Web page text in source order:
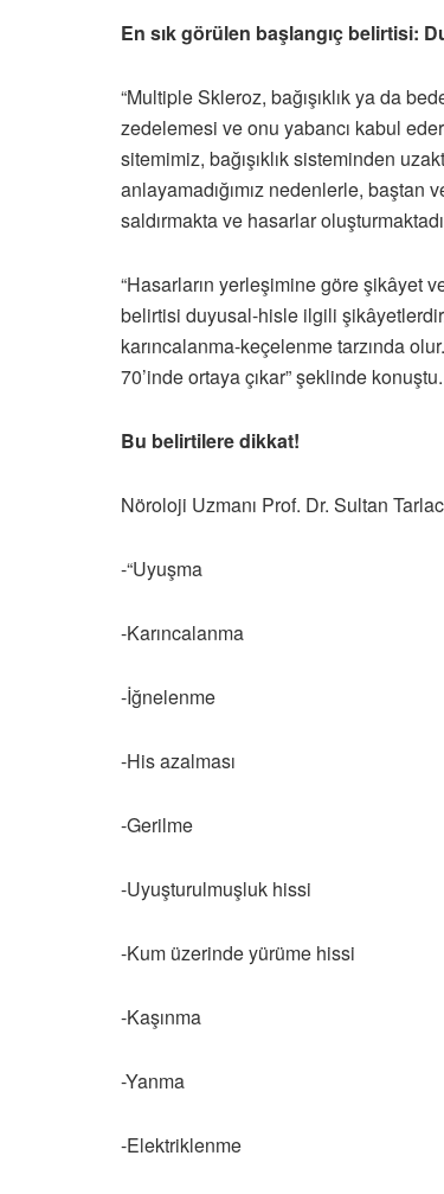
En sık görülen başlangıç belirtisi:
“Multiple Skleroz, bağışıklık ya da
zedelemesi ve onu yabancı kabul
sitemimiz, bağışıklık sisteminden
anlayamadığımız nedenlerle, baştan
saldırmakta ve hasarlar
“Hasarların yerleşimine göre şikâyet
belirtisi duyusal-hisle ilgili
karıncalanma-keçelenme tarzında
70’inde ortaya çıkar” şeklinde konuştu.
Bu belirtilere dikkat!
Nöroloji Uzmanı Prof. Dr. Sultan
-“Uyuşma
-Karıncalanma
-İğnelenme
-His azalması
-Gerilme
-Uyuşturulmuşluk hissi
-Kum üzerinde yürüme hissi
-Kaşınma
-Yanma
-Elektriklenme